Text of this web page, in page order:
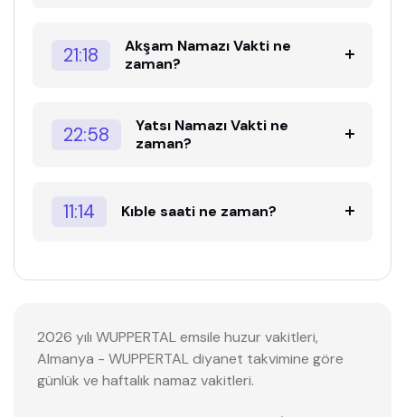
21:18
Akşam Namazı Vakti ne
zaman?
22:58
Yatsı Namazı Vakti ne
zaman?
11:14 Kıble saati ne zaman?
2026 yılı WUPPERTAL emsile huzur vakitleri,
Almanya - WUPPERTAL diyanet takvimine göre
günlük ve haftalık namaz vakitleri.